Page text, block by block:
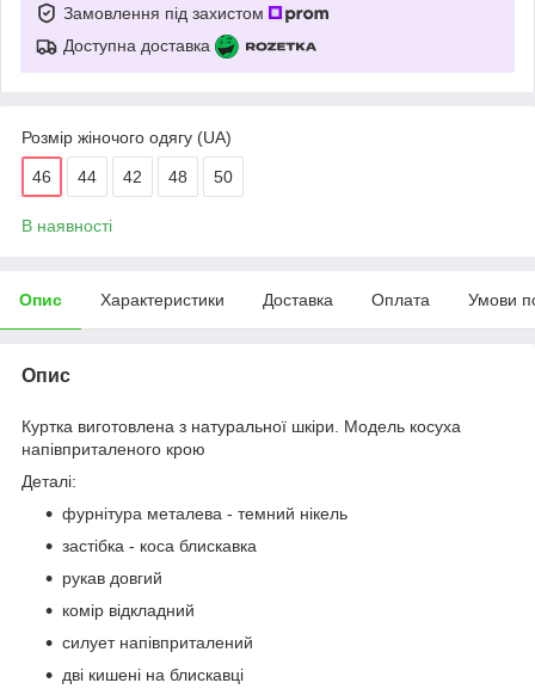
Замовлення під захистом
Доступна доставка
Розмір жіночого одягу (UA)
46 44 42 48 50
В наявності
Опис Характеристики Доставка Оплата Умови
Опис
Куртка виготовлена з натуральної шкіри. Модель косуха
напівприталеного крою
Деталі:
фурнітура металева - темний нікель
застібка - коса блискавка
рукав довгий
комір відкладний
силует напівприталений
дві кишені на блискавці